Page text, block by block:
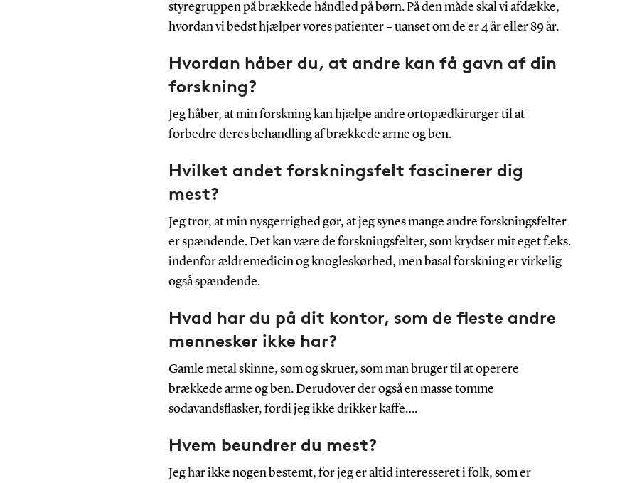
styregruppen på brækkede håndled på børn. På den måde skal vi afdække,
hvordan vi bedst hjælper vores patienter – uanset om de er 4 år eller 89 år.
Hvordan håber du, at andre kan få gavn af din
forskning?
Jeg håber, at min forskning kan hjælpe andre ortopædkirurger til at
forbedre deres behandling af brækkede arme og ben.
Hvilket andet forskningsfelt fascinerer dig
mest?
Jeg tror, at min nysgerrighed gør, at jeg synes mange andre forskningsfelter
er spændende. Det kan være de forskningsfelter, som krydser mit eget f.eks.
indenfor ældremedicin og knogleskørhed, men basal forskning er virkelig
også spændende.
Hvad har du på dit kontor, som de fleste andre
mennesker ikke har?
Gamle metal skinne, søm og skruer, som man bruger til at operere
brækkede arme og ben. Derudover der også en masse tomme
sodavandsflasker, fordi jeg ikke drikker kaffe….
Hvem beundrer du mest?
Jeg har ikke nogen bestemt, for jeg er altid interesseret i folk, som er